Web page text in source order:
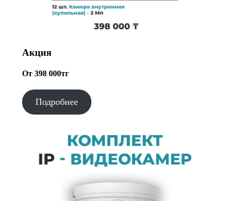
Акция
От 398 000тг
Подробнее